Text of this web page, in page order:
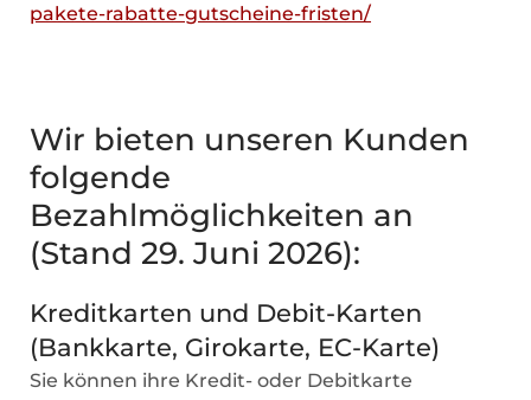
pakete-rabatte-gutscheine-fristen/
Wir bieten unseren Kunden
folgende
Bezahlmöglichkeiten an
(Stand 29. Juni 2026):
Kreditkarten und Debit-Karten
(Bankkarte, Girokarte, EC-Karte)
Sie können ihre Kredit- oder Debitkarte